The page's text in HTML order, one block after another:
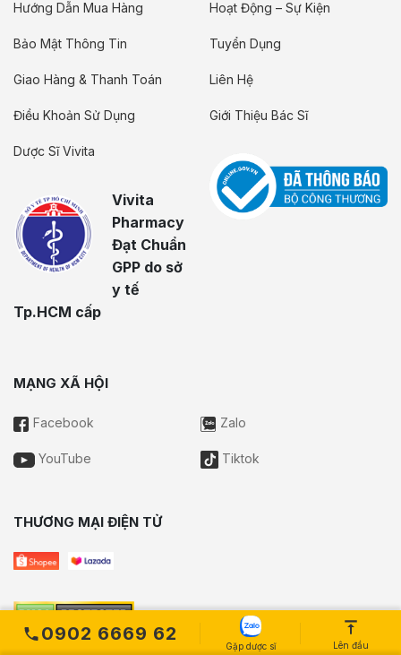
0902 6669 62
Gặp dược sĩ Lên đầu
Hướng Dẫn Mua Hàng
Bảo Mật Thông Tin
Giao Hàng & Thanh Toán
Điều Khoản Sử Dụng
Dược Sĩ Vivita
Vivita
Pharmacy
Đạt Chuẩn
GPP do sở
y tế
Tp.HCM cấp
Hoạt Động – Sự Kiện
Tuyển Dụng
Liên Hệ
Giới Thiệu Bác Sĩ
MẠNG XÃ HỘI
Facebook Zalo
YouTube Tiktok
THƯƠNG MẠI ĐIỆN TỬ